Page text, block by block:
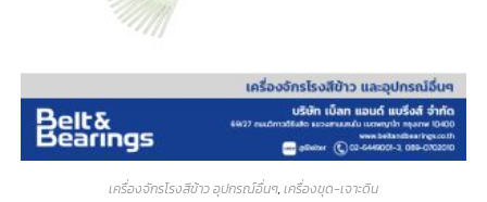
เครื่องจักรโรงสีข้าว อุปกรณ์อื่นๆ,เครื่องขุด-เจาะดิน